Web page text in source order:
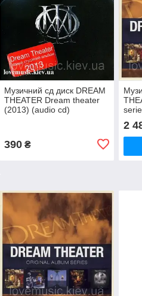
Музичний сд диск DREAM
THEATER Dream theater
(2013) (audio cd)
390₴
2